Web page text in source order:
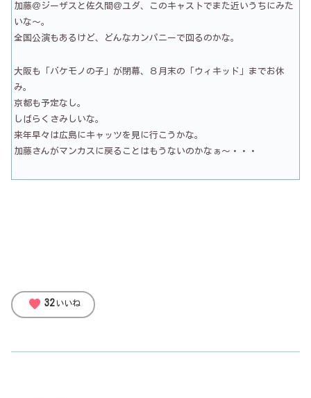
加藤＠ジーザスと佐久間＠ユダ、このキャストでまた近いうちにみた
いな～。
全国公演もあるけど、どんなカンパニーで回るのかな。
大阪も「バケモノの子」が閉幕、８月末の「ウィキッド」までお休
み。
京都も予定なし。
しばらくさみしいな。
来年早々は広島にキャッツを見に行こうかな。
加藤さんがマンカスに戻ることはもうないのかなぁ～・・・
favorite 32 いいね